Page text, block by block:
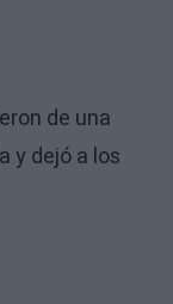
de una
y dejó a los